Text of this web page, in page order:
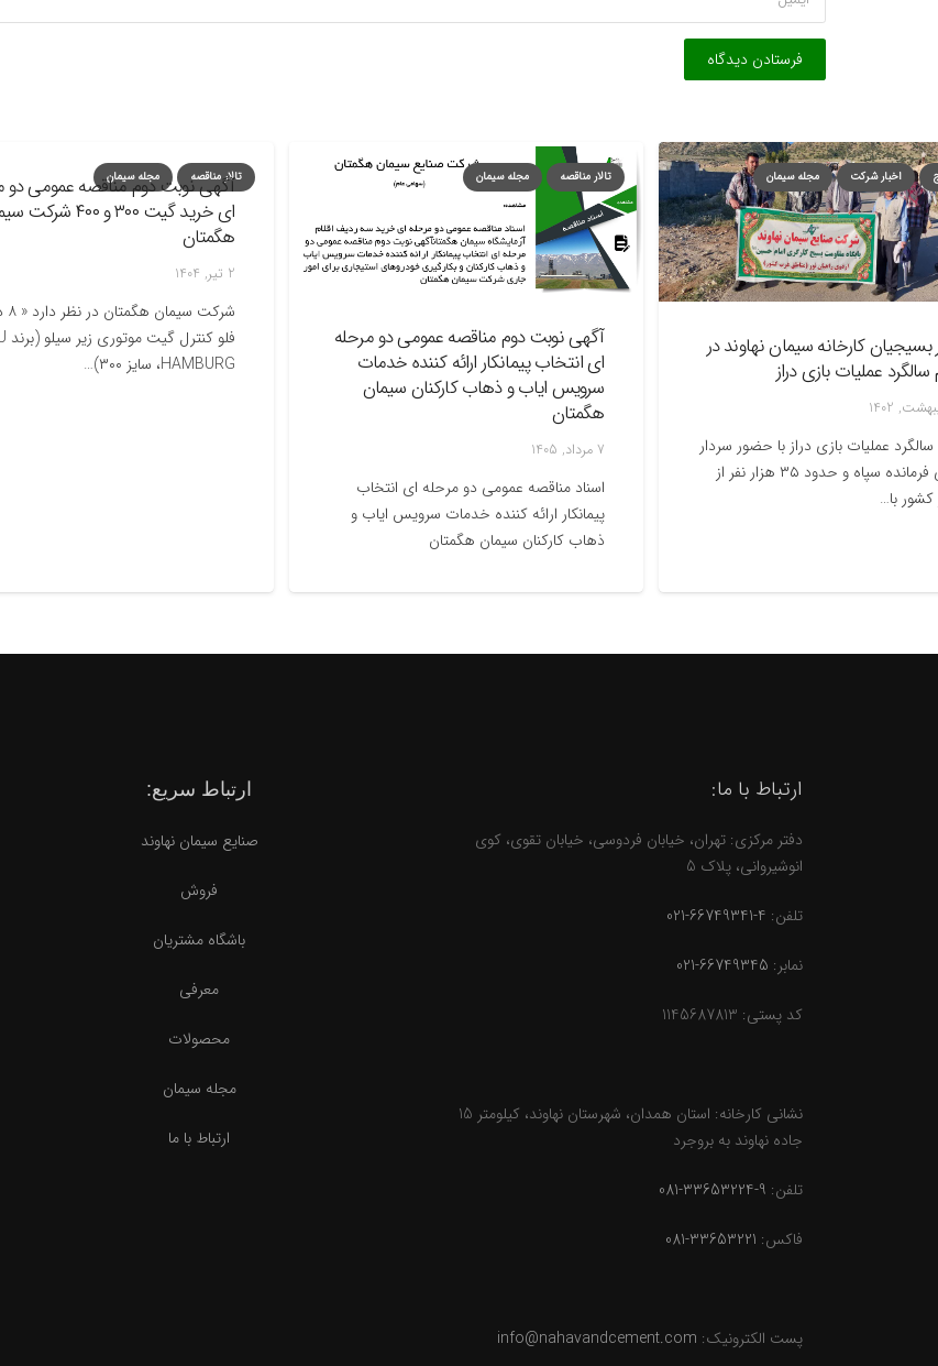
فرستادن دیدگاه
شرکت مجله سیمان
کارخانه سیمان نهاوند در
عملیات بازی دراز
بازی دراز با حضور سردار
سلامی فرمانده سپاه و حدود ۳۵ هزار نفر از
تالار مناقصه مجله سیمان
آگهی نوبت دوم مناقصه عمومی دو مرحله
ای انتخاب پیمانکار ارائه کننده خدمات
سرویس ایاب و ذهاب کارکنان سیمان
هگمتان
اسناد مناقصه عمومی دو مرحله ای انتخاب
پیمانکار ارائه کننده خدمات سرویس ایاب و
ذهاب کارکنان سیمان هگمتان
تالار مناقصه مجله سیمان
آگهی نوبت دوم مناقصه عمومی دو مرحله
ای خرید گیت ۳۰۰ و ۴۰۰ شرکت سیمان
هگمتان
شرکت سیمان هگمتان در نظر دارد « ۸ دستگاه
فلو کنترل گیت موتوری زیر سیلو (برند IBAU
HAMBURG، سایز ۳۰۰)…
ارتباط با ما:
دفتر مرکزی: تهران، خیابان فردوسی، خیابان تقوی، کوی
انوشیروانی، پلاک 5
تلفن: 4-66749341-021
نمابر: 66749345-021
کد پستی: 1145687813
نشانی کارخانه: استان همدان، شهرستان نهاوند، کیلومتر 15
جاده نهاوند به بروجرد
تلفن: 9-33653224-081
فاکس: 33653221-081
پست الکترونیک: info@nahavandcement.com
ارتباط سریع:
صنایع سیمان نهاوند
فروش
باشگاه مشتریان
معرفی
محصولات
مجله سیمان
ارتباط با ما